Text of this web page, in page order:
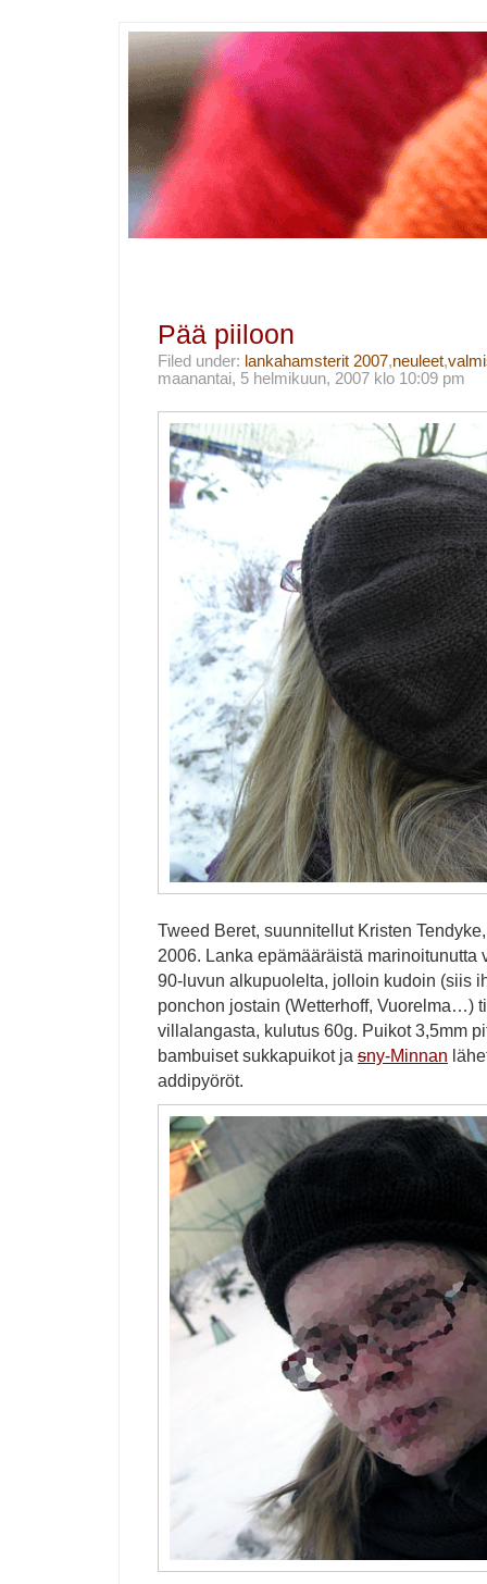
Pää piiloon
Filed under: lankahamsterit 2007,neuleet,
maanantai, 5 helmikuun, 2007 klo 10:09 pm
Tweed Beret, suunnitellut Kristen
2006. Lanka epämääräistä marinoitunutta
90-luvun alkupuolelta, jolloin kudoin (siis
ponchon jostain (Wetterhoff, Vuorelma…)
villalangasta, kulutus 60g. Puikot 3,5mm
bambuiset sukkapuikot ja sny-Minnan
addipyöröt.